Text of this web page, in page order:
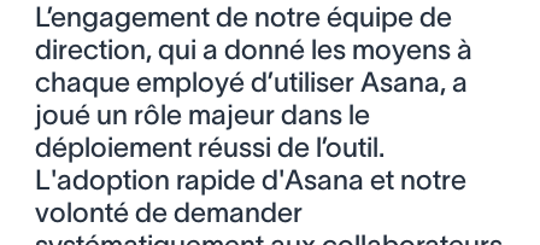
L’engagement de notre équipe de
direction, qui a donné les moyens à
chaque employé d’utiliser Asana, a
joué un rôle majeur dans le
déploiement réussi de l’outil.
L'adoption rapide d'Asana et notre
volonté de demander